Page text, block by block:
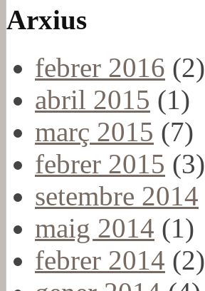
Arxius
febrer 2016 (2)
abril 2015 (1)
març 2015 (7)
febrer 2015 (3)
setembre 2014
maig 2014 (1)
febrer 2014 (2)